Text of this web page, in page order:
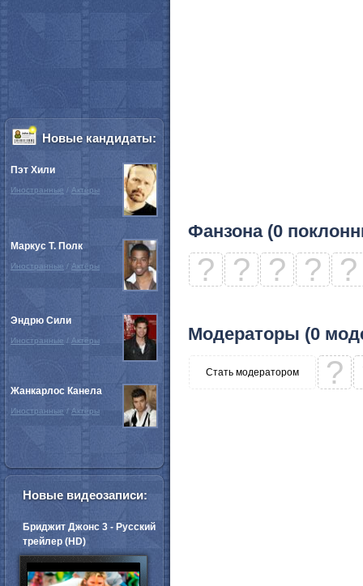
Фанзона (0
? ? ? ? ?
Модераторы (0
Стать модератором ?
Новые кандидаты:
Пэт Хили
Иностранные / Актёры
Маркус Т. Полк
Иностранные / Актёры
Эндрю Сили
Иностранные / Актёры
Жанкарлос Канела
Иностранные / Актёры
Новые видеозаписи:
Бриджит Джонс 3 - Русский
трейлер (HD)